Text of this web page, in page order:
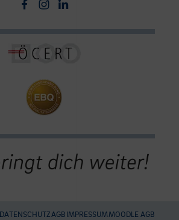
Facebook
Instagram
Linkedin
DATENSCHUTZAGB IMPRESSUMMOODLE AGB